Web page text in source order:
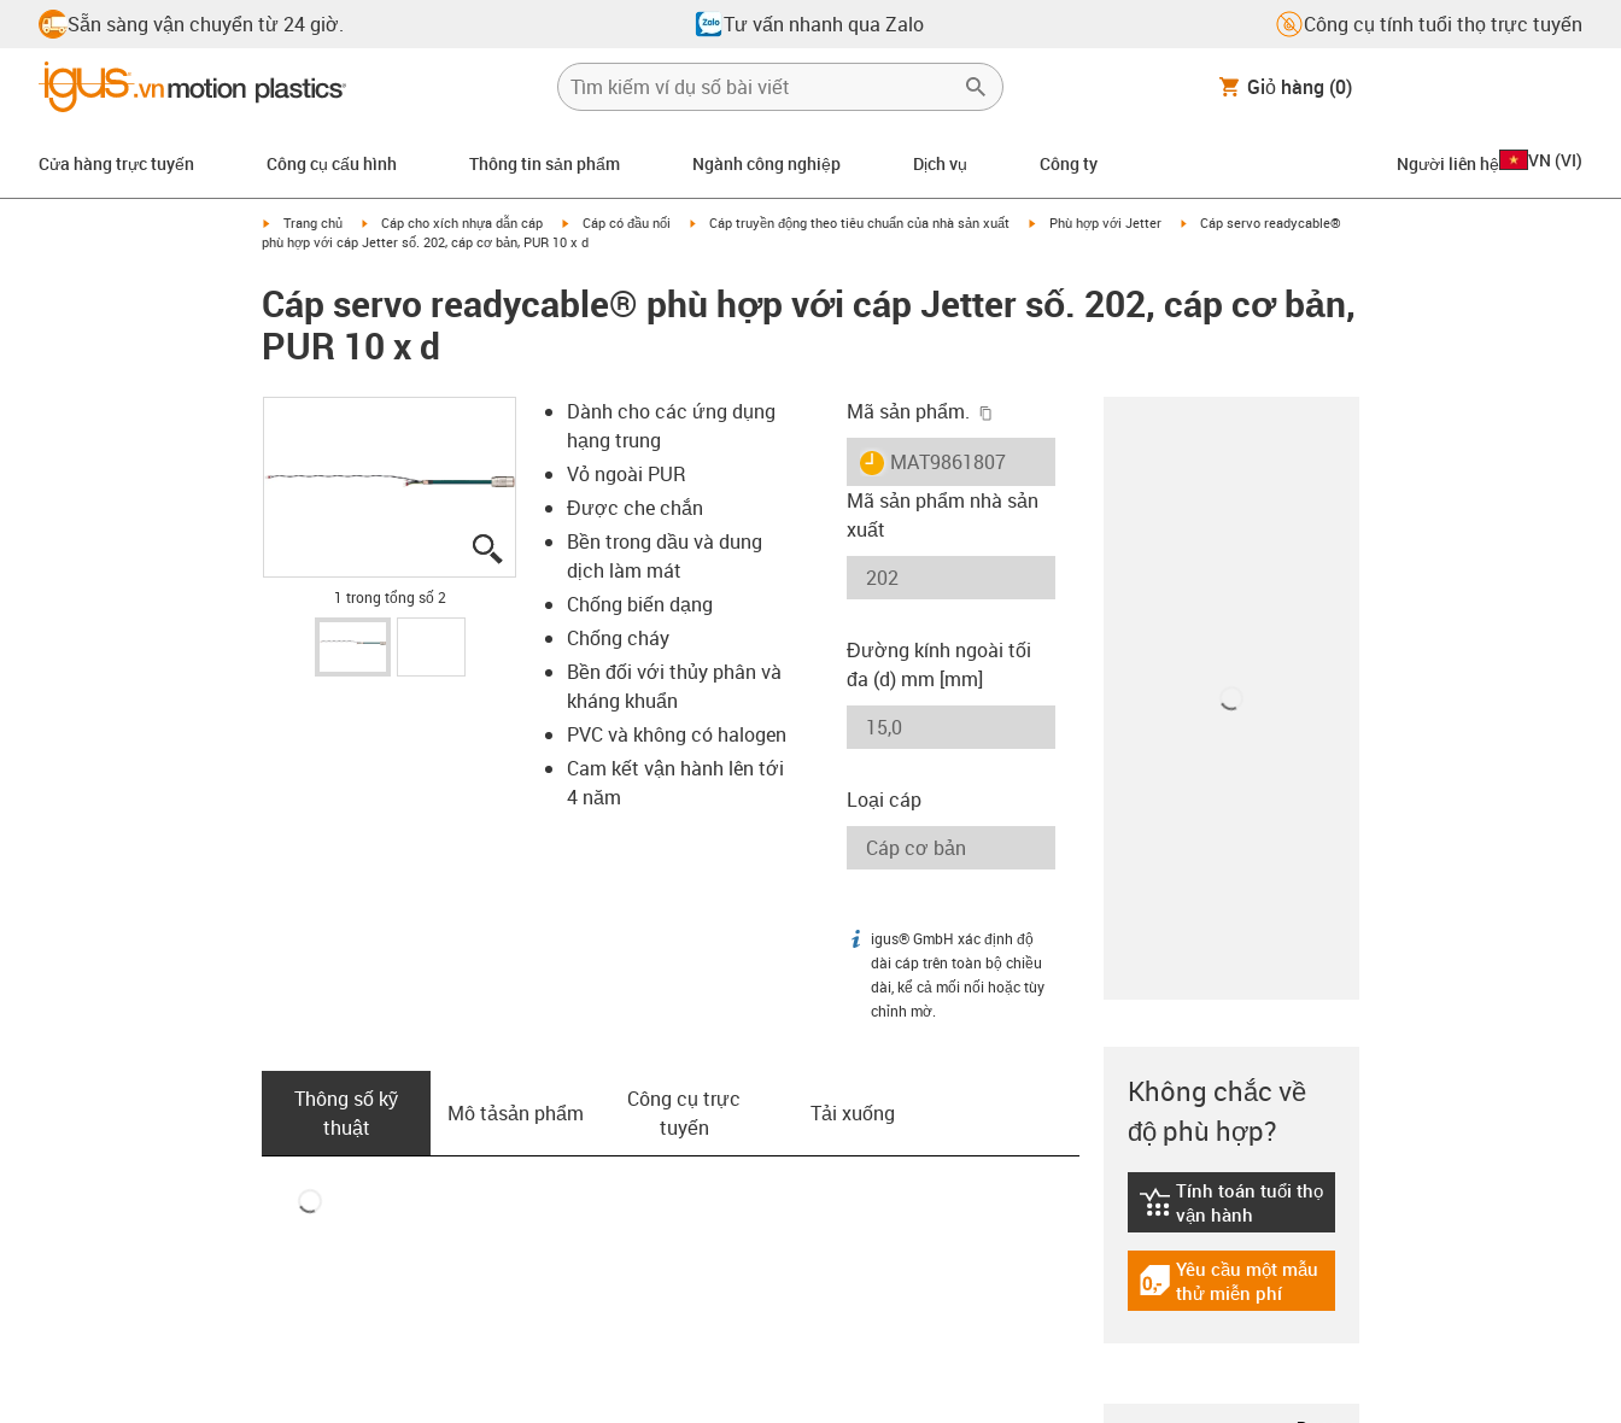
Sẵn sàng vận chuyển từ 24 giờ. Tư vấn nhanh qua Zalo Công cụ tính tuổi thọ trực tuyến
Giỏ hàng (0)
Cửa hàng trực tuyến Công cụ cấu hình Thông tin sản phẩm Ngành công nghiệp Dịch vụ Công ty Người liên hệ VN (VI)
igus-icon-arrow-right
Trang chủ igus-icon-arrow-right
Cáp cho xích nhựa dẫn cáp igus-icon-arrow-right
Cáp có đầu nối igus-icon-arrow-right
Cáp truyền động theo tiêu chuẩn của nhà sản xuất igus-icon-arrow-right
Phù hợp với Jetter igus-icon-arrow-right
Cáp servo readycable®
phù hợp với cáp Jetter số. 202, cáp cơ bản, PUR 10 x d
Cáp servo readycable® phù hợp với cáp Jetter số. 202, cáp cơ bản,
PUR 10 x d
igus-icon-lupe
igus-icon-lupe
1 trong tổng số 2
Dành cho các ứng dụng
hạng trung
Vỏ ngoài PUR
Được che chắn
Bền trong dầu và dung
dịch làm mát
Chống biến dạng
Chống cháy
Bền đối với thủy phân và
kháng khuẩn
PVC và không có halogen
Cam kết vận hành lên tới
4 năm
Mã sản phẩm.
igus-icon-lieferzeit
MAT9861807
Mã sản phẩm nhà sản
xuất
Đường kính ngoài tối
đa (d) mm [mm]
Loại cáp
igus-icon-info
igus® GmbH xác định độ
dài cáp trên toàn bộ chiều
dài, kể cả mối nối hoặc tùy
chỉnh mờ.
Thông số kỹ
thuật
Mô tả­sản phẩm
Công cụ trực
tuyến
Tải xuống
Không chắc về
độ phù hợp?
igus-icon-lebensdauerrechner
Tính toán tuổi thọ
vận hành
igus-icon-gratismuster
Yêu cầu một mẫu
thử miễn phí